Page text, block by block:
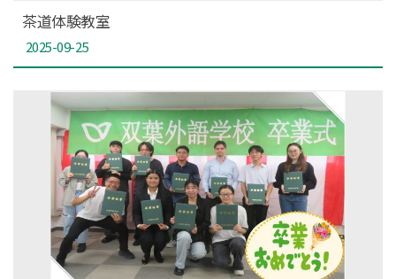
茶道体験教室
2025-09-25